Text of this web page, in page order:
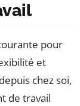
pour
et
chez soi,
de travail